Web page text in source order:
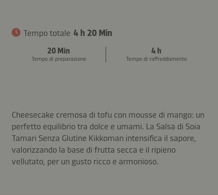
Tempo totale 4 h 20 Min
20 Min
Tempo di preparazione
4 h
Tempo di raffreddamento
Cheesecake cremosa di tofu con mousse di mango: un
perfetto equilibrio tra dolce e umami. La Salsa di Soia
Tamari Senza Glutine Kikkoman intensifica il sapore,
valorizzando la base di frutta secca e il ripieno
vellutato, per un gusto ricco e armonioso.